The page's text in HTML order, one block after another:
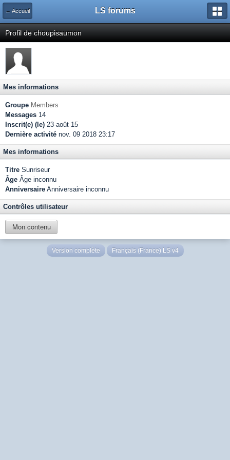
← Accueil LS forums
Profil de choupisaumon
Mes informations
Groupe Members
Messages 14
Inscrit(e) (le) 23-août 15
Dernière activité nov. 09 2018 23:17
Mes informations
Titre Sunriseur
Âge Âge inconnu
Anniversaire Anniversaire inconnu
Contrôles utilisateur
Mon contenu
Version complète Français (France) LS v4